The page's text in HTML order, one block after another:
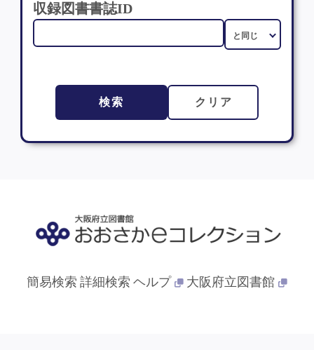
収録図書書誌ID
検索 クリア
簡易検索 詳細検索 ヘルプ 大阪府立図書館